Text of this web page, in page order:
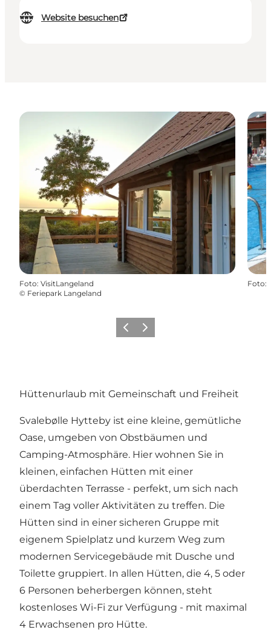
Website besuchen
Foto: VisitLangeland
© Feriepark Langeland
Foto:
ZurückWeiter
Hüttenurlaub mit Gemeinschaft und Freiheit
Svalebølle Hytteby ist eine kleine, gemütliche
Oase, umgeben von Obstbäumen und
Camping-Atmosphäre. Hier wohnen Sie in
kleinen, einfachen Hütten mit einer
überdachten Terrasse - perfekt, um sich nach
einem Tag voller Aktivitäten zu treffen. Die
Hütten sind in einer sicheren Gruppe mit
eigenem Spielplatz und kurzem Weg zum
modernen Servicegebäude mit Dusche und
Toilette gruppiert. In allen Hütten, die 4, 5 oder
6 Personen beherbergen können, steht
kostenloses Wi-Fi zur Verfügung - mit maximal
4 Erwachsenen pro Hütte.